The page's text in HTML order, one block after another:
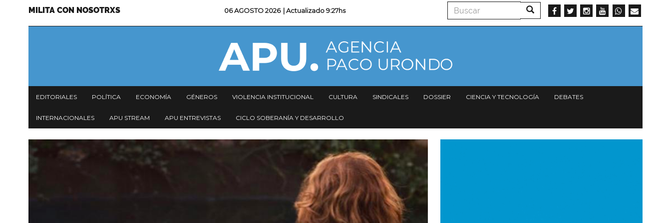
Menu
MILITA CON NOSOTRXS 06 AGOSTO 2026 | Actualizado9:27hs Buscar Buscar
Navegación
principal
EDITORIALES POLÍTICA ECONOMÍA GÉNEROS VIOLENCIA INSTITUCIONAL CULTURA SINDICALES DOSSIER CIENCIA Y TECNOLOGÍA DEBATES
INTERNACIONALES APU STREAM APU ENTREVISTAS CICLO SOBERANÍA Y DESARROLLO